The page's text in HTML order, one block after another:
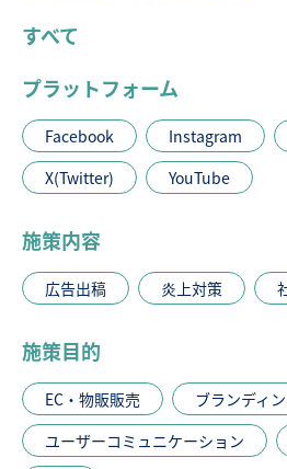
すべて
プラットフォーム
Facebook Instagram
X(Twitter)
YouTube
施策内容
広告出稿 炎上対策
施策目的
EC・物販販売
ブランディ
ユーザーコミュニケーション